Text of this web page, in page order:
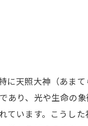
天照大神（あまて
あり、光や生命の
ています。こうし